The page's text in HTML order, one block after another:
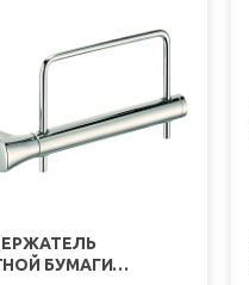
БУМАГИ